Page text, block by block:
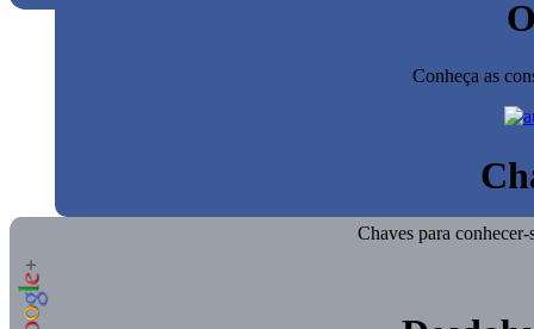
Conheça as
Chaves para